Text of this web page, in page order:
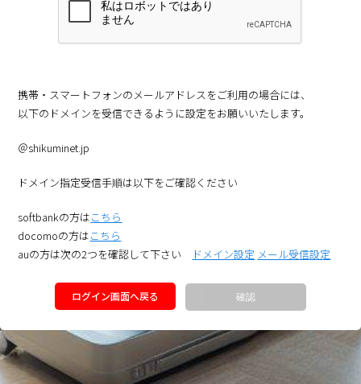
携帯・スマートフォンのメールアドレスをご利用の場合には、
以下のドメインを受信できるように設定をお願いいたします。
＠shikuminet.jp
ドメイン指定受信手順は以下をご確認ください
softbankの方はこちら
docomoの方はこちら
auの方は次の2つを確認して下さい
ドメイン設定 メール受信設定
ログイン画面へ戻る 確認